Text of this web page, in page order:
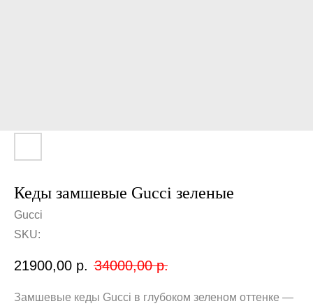
Кеды замшевые Gucci зеленые
Gucci
SKU:
21900,00 р. 34000,00 р.
Замшевые кеды Gucci в глубоком зеленом оттенке —